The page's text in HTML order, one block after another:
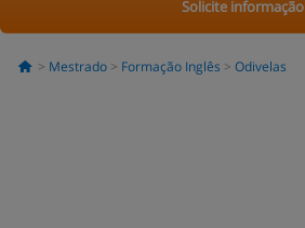
Solicite informação
Mestrado Formação Inglês Odivelas